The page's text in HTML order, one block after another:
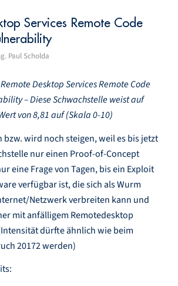
Services Remote Code
Paul Scholda
Desktop Services Remote Code
– Diese Schwachstelle weist auf
von 8,81 auf (Skala 0-10)
bzw. wird noch steigen, weil es bis jetzt
nur einen Proof-of-Concept
eine Frage von Tagen, bis ein Exploit
verfügbar ist, die sich als Wurm
Netzwerk verbreiten kann und
mit anfälligem Remotedesktop
dürfte ähnlich wie beim
20172 werden)